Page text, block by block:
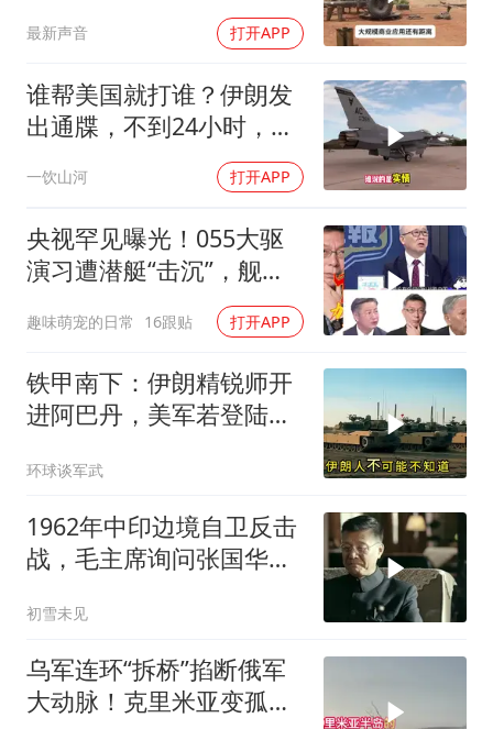
最新声音 打开APP
谁帮美国就打谁？伊朗发
出通牒，不到24小时，特
一饮山河 打开APP
央视罕见曝光！055大驱
演习遭潜艇“击沉”，舰长
直言：前出就是送死
趣味萌宠的日常 16跟贴 打开APP
铁甲南下：伊朗精锐师开
进阿巴丹，美军若登陆将
环球谈军武
1962年中印边境自卫反击
战，毛主席询问张国华能
初雪未见
乌军连环“拆桥”掐断俄军
大动脉！克里米亚变孤